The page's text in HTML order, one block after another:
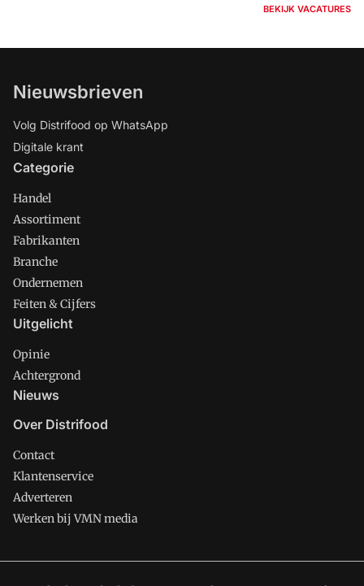
BEKIJK VACATURES
Nieuwsbrieven
Volg Distrifood op WhatsApp
Digitale krant
Categorie
Handel
Assortiment
Fabrikanten
Branche
Ondernemen
Feiten & Cijfers
Uitgelicht
Opinie
Achtergrond
Nieuws
Over Distrifood
Contact
Klantenservice
Adverteren
Werken bij VMN media